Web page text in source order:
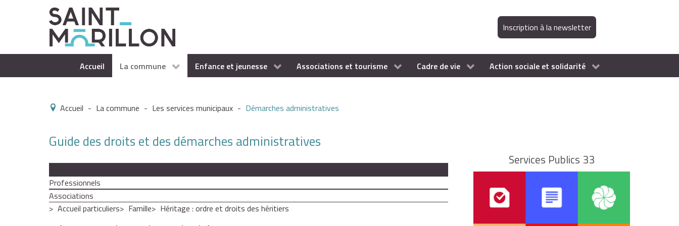
Inscription à la newsletter
Accueil La commune Enfance et jeunesse Associations et tourisme Cadre de vie Action sociale et solidarité
Accueil - La commune - Les services municipaux - Démarches administratives
Guide des droits et des démarches administratives
Professionnels
Associations
Accueil particuliers
Famille Héritage : ordre et droits des héritiers
Services Publics 33